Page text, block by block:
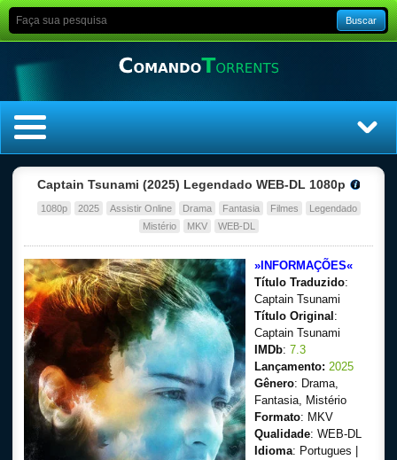
Buscar
Top Filmes
Top Séries
Filmes
Dublado
Legendado
Captain Tsunami (2025) Legendado WEB-DL 1080p
1080p 2025 Assistir Online Drama Fantasia Filmes
Legendado
Mistério
MKV WEB-DL
»INFORMAÇÕES«
Título Traduzido:
Captain Tsunami
Título Original :
Captain Tsunami
IMDb: 7.3
Lançamento: 2025
Gênero: Drama,
Fantasia, Mistério
Formato: MKV
Qualidade: WEB-DL
Idioma: Portugues |